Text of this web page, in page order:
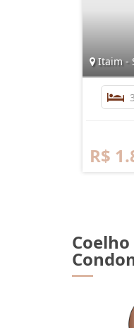
Itaim -
3
R$